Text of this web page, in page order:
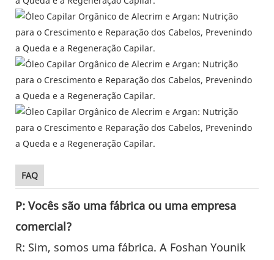
FAQ
P: Vocês são uma fábrica ou uma empresa
comercial?
R: Sim, somos uma fábrica. A Foshan Younik